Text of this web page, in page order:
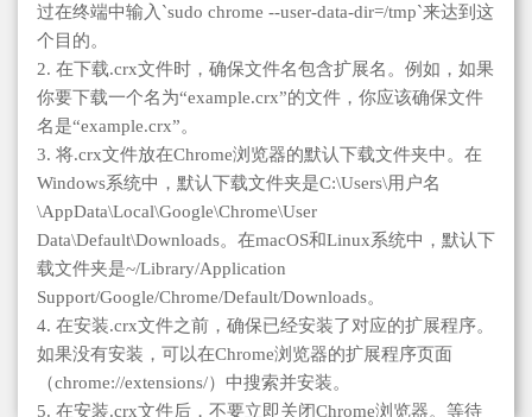
过在终端中输入`sudo chrome --user-data-dir=/tmp`来达到这
个目的。
2. 在下载.crx文件时，确保文件名包含扩展名。例如，如果
你要下载一个名为“example.crx”的文件，你应该确保文件
名是“example.crx”。
3. 将.crx文件放在Chrome浏览器的默认下载文件夹中。在
Windows系统中，默认下载文件夹是C:\Users\用户名
\AppData\Local\Google\Chrome\User
Data\Default\Downloads。在macOS和Linux系统中，默认下
载文件夹是~/Library/Application
Support/Google/Chrome/Default/Downloads。
4. 在安装.crx文件之前，确保已经安装了对应的扩展程序。
如果没有安装，可以在Chrome浏览器的扩展程序页面
（chrome://extensions/）中搜索并安装。
5. 在安装.crx文件后，不要立即关闭Chrome浏览器。等待